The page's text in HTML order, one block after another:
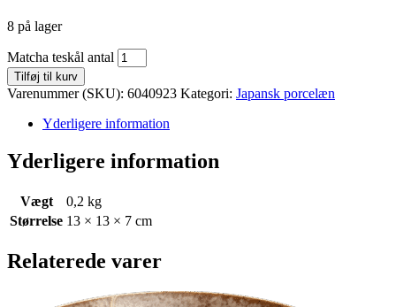
8 på lager
Matcha teskål antal
Tilføj til kurv
Varenummer (SKU): 6040923 Kategori: Japansk porcelæn
Yderligere information
Yderligere information
Vægt
0,2 kg
Størrelse 13 × 13 × 7 cm
Relaterede varer